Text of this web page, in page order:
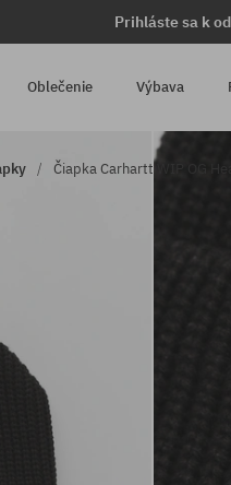
Prihláste sa k
Oblečenie Výbava
Čiapka Carhartt WIP OG